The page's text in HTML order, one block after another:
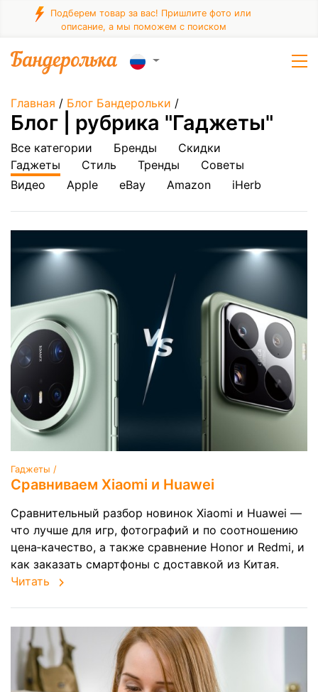
Подберем товар за вас! Пришлите фото или
описание, а мы поможем с поиском
Главная / Блог Бандерольки /
Блог | рубрика "Гаджеты"
Все категории Бренды
Скидки
Гаджеты
Стиль Тренды
Советы
Видео
Apple eBay Amazon iHerb
Гаджеты /
Сравниваем Xiaomi и Huawei
Сравнительный разбор новинок Xiaomi и Huawei —
что лучше для игр, фотографий и по соотношению
цена‑качество, а также сравнение Honor и Redmi, и
как заказать смартфоны с доставкой из Китая.
Читать